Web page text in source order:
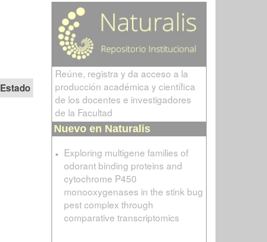
Estado
Reúne, registra y da acceso a la
producción académica y científica
de los docentes e investigadores
de la Facultad
Nuevo en Naturalis
Exploring multigene families of
odorant binding proteins and
cytochrome P450
monooxygenases in the stink bug
pest complex through
comparative transcriptomics